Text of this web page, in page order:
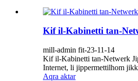
Kif il-Kabinetti tan-
mill-admin fit-23-11-14
Kif il-Kabinetti tan-Netwerk
Internet, li jippermettilhom
Aqra aktar